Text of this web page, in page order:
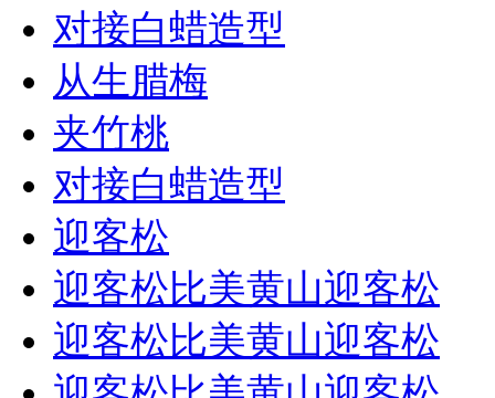
对接白蜡造型
从生腊梅
夹竹桃
对接白蜡造型
迎客松
迎客松比美黄山迎客松
迎客松比美黄山迎客松